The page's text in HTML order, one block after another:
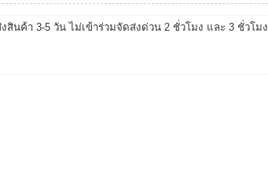
สินค้า 3-5 วัน ไม่เข้าร่วมจัดส่งด่วน 2 ชั่วโมง และ 3 ชั่วโมง